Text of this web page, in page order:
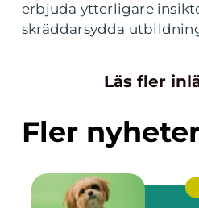
erbjuda ytterligare
skräddarsydda
Läs fler
Fler